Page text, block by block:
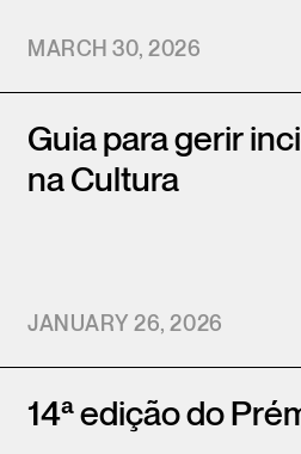
MARCH 30, 2026
Guia para gerir
na Cultura
JANUARY 26, 2026
14ª edição do